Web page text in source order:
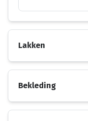
Lakken
Bekleding